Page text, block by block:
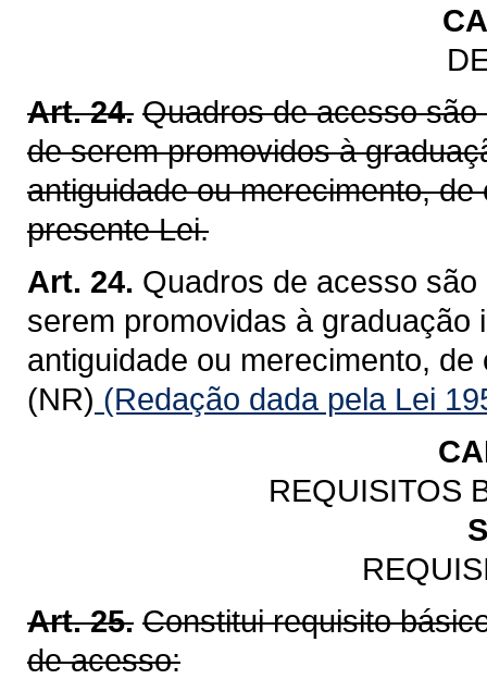
Art. 24. Quadros de acesso
de serem promovidos à
antiguidade ou merecimento,
presente Lei.
Art. 24. Quadros de acesso
serem promovidas à graduação
antiguidade ou merecimento,
(NR) (Redação dada pela Lei
REQUISITOS
Art. 25. Constitui requisito
de acesso: